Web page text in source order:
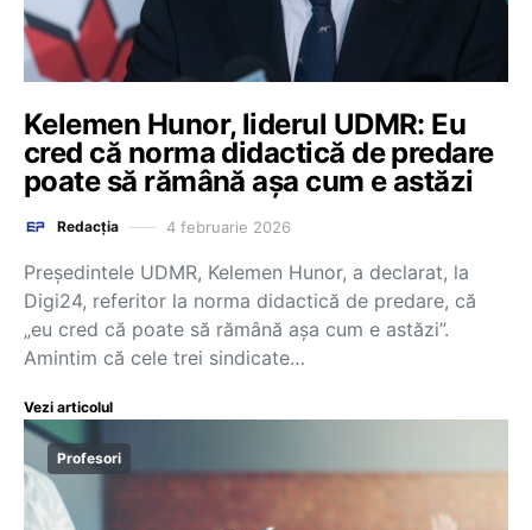
Kelemen Hunor, liderul UDMR: Eu
cred că norma didactică de predare
poate să rămână așa cum e astăzi
Redacția 4 februarie 2026
Președintele UDMR, Kelemen Hunor, a declarat, la
Digi24, referitor la norma didactică de predare, că
„eu cred că poate să rămână așa cum e astăzi”.
Amintim că cele trei sindicate…
Vezi articolul
Profesori